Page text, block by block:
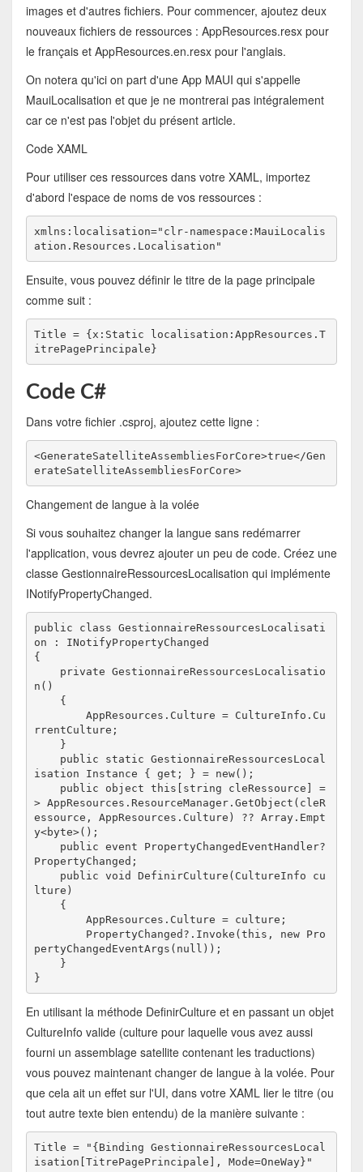
images et d'autres fichiers. Pour commencer, ajoutez deux
nouveaux fichiers de ressources : AppResources.resx pour
le français et AppResources.en.resx pour l'anglais.
On notera qu'ici on part d'une App MAUI qui s'appelle
MauiLocalisation et que je ne montrerai pas intégralement
car ce n'est pas l'objet du présent article.
Code XAML
Pour utiliser ces ressources dans votre XAML, importez
d'abord l'espace de noms de vos ressources :
xmlns:localisation="clr-namespace:MauiLocalis
ation.Resources.Localisation"
Ensuite, vous pouvez définir le titre de la page principale
comme suit :
Title = {x:Static localisation:AppResources.T
itrePagePrincipale}
Code C#
Dans votre fichier .csproj, ajoutez cette ligne :
<GenerateSatelliteAssembliesForCore>true</Gen
erateSatelliteAssembliesForCore>
Changement de langue à la volée
Si vous souhaitez changer la langue sans redémarrer
l'application, vous devrez ajouter un peu de code. Créez une
classe GestionnaireRessourcesLocalisation qui implémente
INotifyPropertyChanged.
public class GestionnaireRessourcesLocalisati
on : INotifyPropertyChanged
{
private GestionnaireRessourcesLocalisatio
n()
{
AppResources.Culture = CultureInfo.Cu
rrentCulture;
}
public static GestionnaireRessourcesLocal
isation Instance { get; } = new();
public object this[string cleRessource] =
> AppResources.ResourceManager.GetObject(cleR
essource, AppResources.Culture) ?? Array.Empt
y<byte>();
public event PropertyChangedEventHandler?
PropertyChanged;
public void DefinirCulture(CultureInfo cu
lture)
{
AppResources.Culture = culture;
PropertyChanged?.Invoke(this, new Pro
pertyChangedEventArgs(null));
}
}
En utilisant la méthode DefinirCulture et en passant un objet
CultureInfo valide (culture pour laquelle vous avez aussi
fourni un assemblage satellite contenant les traductions)
vous pouvez maintenant changer de langue à la volée. Pour
que cela ait un effet sur l'UI, dans votre XAML lier le titre (ou
tout autre texte bien entendu) de la manière suivante :
Title = "{Binding GestionnaireRessourcesLocal
isation[TitrePagePrincipale], Mode=OneWay}"